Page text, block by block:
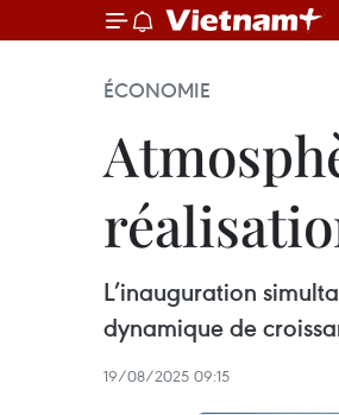
ÉCONOMIE
L’inauguration
dynamique de
19/08/2025 09:15